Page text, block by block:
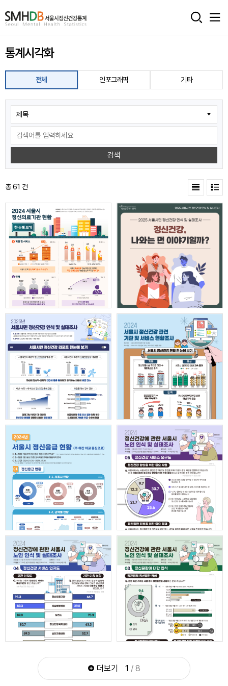
서
울
시
정
신
건
강
통
계
홈
으
로
이
동
통계시각화
전체 인포그래픽 기타
검색
총 61 건
2024 서울시 정신의료기관
현황 인포그래픽
자세히보기
[카드뉴스] 정신건강, 나와는
먼 이야기일까?
자세히보기
2025년 서울시민 정신건강
인식 및 실태조사 인포그래픽
자세히보기
서울시 정신건강 관련 기관 및
서비스 현황조사(2024)
인포그래픽
자세히보기
2024년 서울시 정신응급
현황 인포그래픽
자세히보기
2024 정신건강에 관한
서울시 노인 인식 및 실태조사
인포그래픽 5. 정신건강
서비스 요구도
자세히보기
2024 정신건강에 관한
서울시 노인 인식 및 실태조사
2024 정신건강에 관한
서울시 노인 인식 및 실태조사
더보기 1 / 8